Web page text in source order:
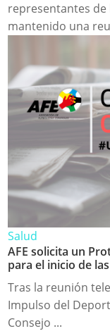
representantes de
mantenido una
Salud
AFE solicita un
para el inicio de
Tras la reunión
Impulso del
Consejo ...